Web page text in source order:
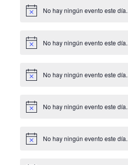
Aviso No hay ningún evento este día.
Aviso No hay ningún evento este día.
Aviso No hay ningún evento este día.
Aviso No hay ningún evento este día.
Aviso No hay ningún evento este día.